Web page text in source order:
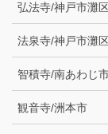
弘法寺/神戸市灘
法泉寺/神戸市灘
智積寺/南あわじ
観音寺/洲本市